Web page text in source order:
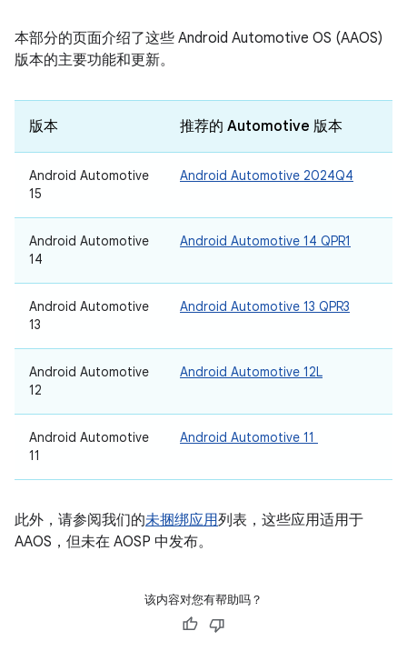
本部分的页面介绍了这些 Android Automotive OS (AAOS)
版本的主要功能和更新。
版本 推荐的 Automotive 版本
Android Automotive
15
Android Automotive 2024Q4
Android Automotive
14
Android Automotive 14 QPR1
Android Automotive
13
Android Automotive 13 QPR3
Android Automotive
12
Android Automotive 12L
Android Automotive
11
Android Automotive 11
此外，请参阅我们的未捆绑应用列表，这些应用适用于
AAOS，但未在 AOSP 中发布。
该内容对您有帮助吗？